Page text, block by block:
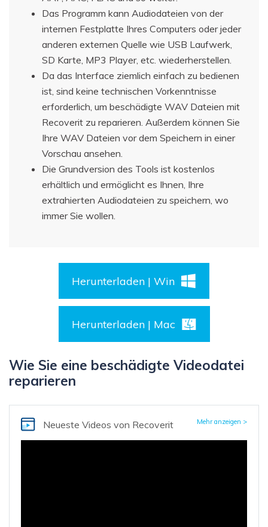
Das Programm kann Audiodateien von der
internen Festplatte Ihres Computers oder jeder
anderen externen Quelle wie USB Laufwerk,
SD Karte, MP3 Player, etc. wiederherstellen.
Da das Interface ziemlich einfach zu bedienen
ist, sind keine technischen Vorkenntnisse
erforderlich, um beschädigte WAV Dateien mit
Recoverit zu reparieren. Außerdem können Sie
Ihre WAV Dateien vor dem Speichern in einer
Vorschau ansehen.
Die Grundversion des Tools ist kostenlos
erhältlich und ermöglicht es Ihnen, Ihre
extrahierten Audiodateien zu speichern, wo
immer Sie wollen.
Herunterladen | Win
Herunterladen | Mac
Wie Sie eine beschädigte Videodatei
reparieren
Neueste Videos von Recoverit Mehr anzeigen >